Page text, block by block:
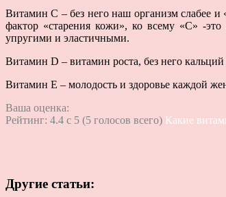
Витамин С – без него наш организм слабее и
фактор «старения кожи», ко всему «С» -
упругими и эластичными.
Витамин D – витамин роста, без него
Витамин Е – молодость и здоровье каждой
Ваша оценка:
Рейтинг: 4.4 c 5 (5 голосов всего) Какие
Другие статьи: